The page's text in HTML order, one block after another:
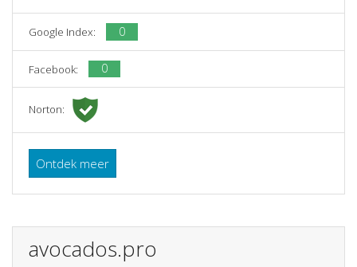
Google Index: 0
Facebook: 0
Norton:
Ontdek meer
avocados.pro